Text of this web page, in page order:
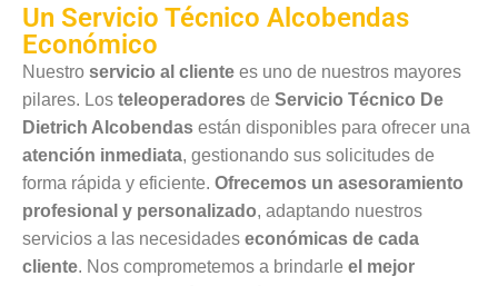
Un Servicio Técnico Alcobendas
Económico
Nuestro servicio al cliente es uno de nuestros mayores
pilares. Los teleoperadores de Servicio Técnico De
Dietrich Alcobendas están disponibles para ofrecer una
atención inmediata, gestionando sus solicitudes de
forma rápida y eficiente. Ofrecemos un asesoramiento
profesional y personalizado, adaptando nuestros
servicios a las necesidades económicas de cada
cliente. Nos comprometemos a brindarle el mejor